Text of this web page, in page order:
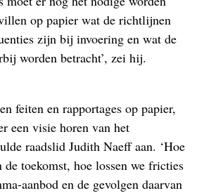
op papier wat de richtlijnen
zijn bij invoering en wat de
worden betracht’, zei hij.
feiten en rapportages op papier,
een visie horen van het
raadslid Judith Naeff aan. ‘Hoe
de toekomst, hoe lossen we fricties
aanbod en de gevolgen daarvan